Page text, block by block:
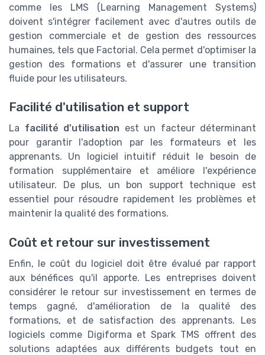
comme les LMS (Learning Management Systems)
doivent s'intégrer facilement avec d'autres outils de
gestion commerciale et de gestion des ressources
humaines, tels que Factorial. Cela permet d'optimiser la
gestion des formations et d'assurer une transition
fluide pour les utilisateurs.
Facilité d'utilisation et support
La facilité d'utilisation est un facteur déterminant
pour garantir l'adoption par les formateurs et les
apprenants. Un logiciel intuitif réduit le besoin de
formation supplémentaire et améliore l'expérience
utilisateur. De plus, un bon support technique est
essentiel pour résoudre rapidement les problèmes et
maintenir la qualité des formations.
Coût et retour sur investissement
Enfin, le coût du logiciel doit être évalué par rapport
aux bénéfices qu'il apporte. Les entreprises doivent
considérer le retour sur investissement en termes de
temps gagné, d'amélioration de la qualité des
formations, et de satisfaction des apprenants. Les
logiciels comme Digiforma et Spark TMS offrent des
solutions adaptées aux différents budgets tout en